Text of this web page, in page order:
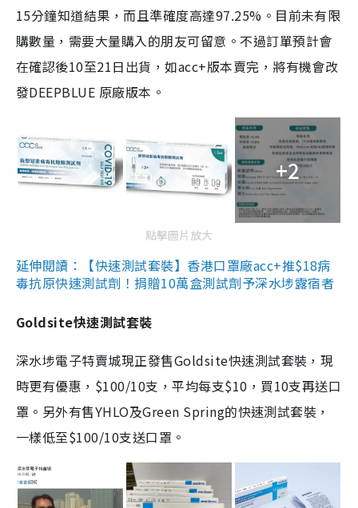
15分鐘知道結果，而且準確度高達97.25%。目前未有限
購數量，需要大量購入的朋友可留意。不過訂單預計會
在確認後10至21日出貨，如acc+版本賣完，將有機會改
發DEEPBLUE 原廠版本。
+2
點擊圖片放大
延伸閱讀：【快速測試套裝】香港口罩廠acc+推$18病
毒抗原快速測試劑！捐贈10萬盒測試劑予深水埗露宿者
Goldsite快速測試套裝
深水埗電子特賣城現正發售Goldsite快速測試套裝，現
時更有優惠，$100/10支，平均每支$10，買10支再送口
罩。另外有售YHLO及Green Spring的快速測試套裝，
一樣低至$100/10支送口罩。